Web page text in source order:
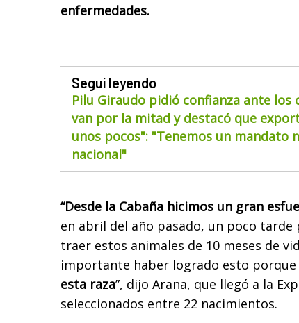
enfermedades.
Seguí leyendo
Pilu Giraudo pidió confianza ante los
van por la mitad y destacó que
unos pocos": "Tenemos un mandato
nacional"
“Desde la Cabaña hicimos un gran
en abril del año pasado, un poco
traer estos animales de 10 meses de
importante haber logrado esto porque
esta raza”, dijo Arana, que llegó a la
seleccionados entre 22 nacimientos.